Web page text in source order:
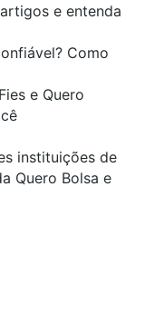
e entenda
Como
e Quero
instituições de
Quero Bolsa e